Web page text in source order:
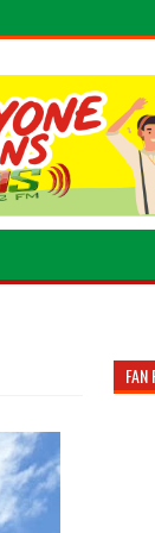
FAN